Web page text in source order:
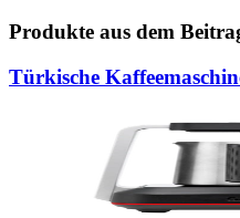
Produkte aus dem
Türkische